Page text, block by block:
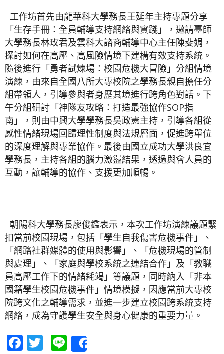
工作坊首先由龍華科大學務長王延年主持專題分享
「生存手冊：全員輔導支持網絡與實踐」，邀請臺師
大學務長林玫君及雲科大諮商輔導中心主任陳斐娟，
探討如何在高壓、高風險情境下建構有效支持系統。
隨後進行「勇者試煉場：校園危機大冒險」分組情境
演練，由來自全國八所大專校院之學務長親自擔任分
組帶領人，引導參與者身歷其境進行跨角色對話。下
午分組研討「神隊友攻略：打造最強協作SOP指
南」，則由中興大學學務長吳政憲主持，引導各組從
感性情緒現場回歸理性制度與法規層面，促進跨單位
的深度理解與專業協作。最後由國立成功大學洪良宜
學務長，主持各組的腦力激盪結果，透過與會人員的
互動，讓輔導的協作、支援更加順暢。
朝陽科大學務長廖俊鑑表示，本次工作坊演練議題緊
扣當前校園現場，包括「學生自我傷害危機事件」、
「網路社群媒體的使用與影響」、「危機現場的管制
與處理」、「家庭與學校系統之連結合作」及「教職
員高壓工作下的情緒耗竭」等議題，同時納入「非本
國籍學生校園危機事件」情境模擬，因應當前大專校
院跨文化之輔導需求，並進一步建立校園跨系統支持
網絡，成為守護學生安全與身心健康的重要力量。
Facebook
Twitter
Line